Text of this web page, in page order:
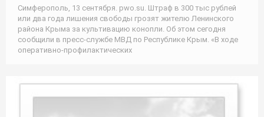
Симферополь, 13 сентября. pwo.su. Штраф в 300 тыс рублей
или два года лишения свободы грозят жителю Ленинского
района Крыма за культивацию конопли. Об этом сегодня
сообщили в пресс-службе МВД по Республике Крым. «В ходе
оперативно-профилактических